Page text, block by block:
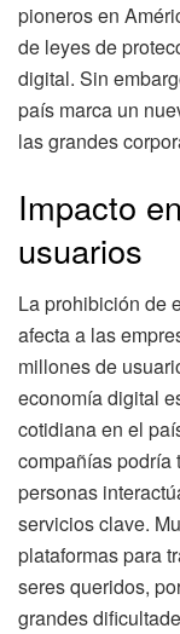
pioneros en
de leyes de
digital. Sin
país marca un
las grandes
Impacto
usuarios
La prohibición de
afecta a las
millones de
economía digital
cotidiana en el
compañías podría
personas
servicios clave.
plataformas para
seres queridos,
grandes